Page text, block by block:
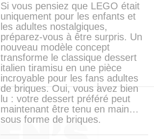
Si vous pensiez que LEGO était
uniquement pour les enfants et
les adultes nostalgiques,
préparez-vous à être surpris. Un
nouveau modèle concept
transforme le classique dessert
italien tiramisu en une pièce
incroyable pour les fans adultes
de briques. Oui, vous avez bien
lu : votre dessert préféré peut
maintenant être tenu en main…
sous forme de briques.